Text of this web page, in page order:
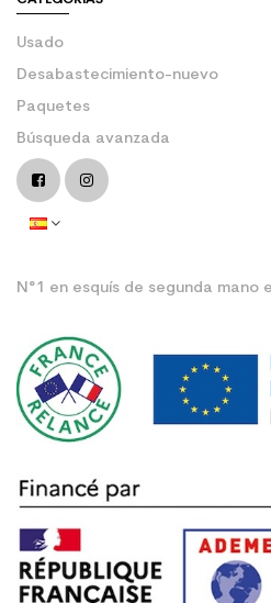
Usado
Desabastecimiento-nuevo
Paquetes
Búsqueda avanzada
N°1 en esquís de segunda mano